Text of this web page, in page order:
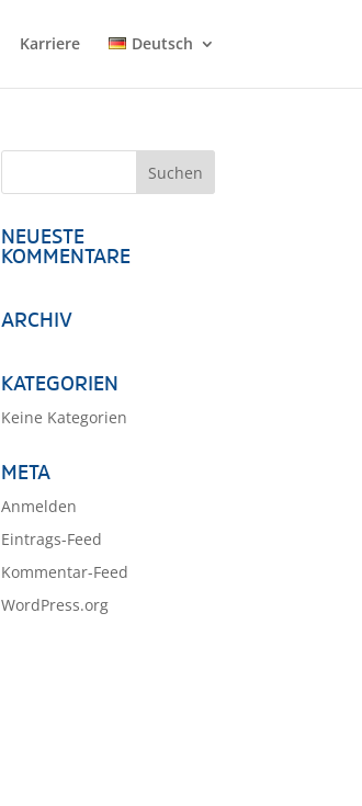
Karriere Deutsch
NEUESTE
KOMMENTARE
ARCHIV
KATEGORIEN
Keine Kategorien
META
Anmelden
Eintrags-Feed
Kommentar-Feed
WordPress.org